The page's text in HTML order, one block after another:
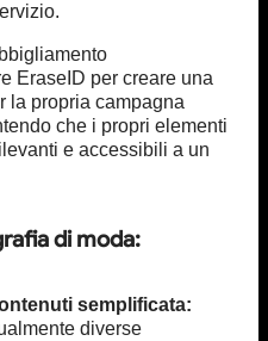
EraseID per creare una
la propria campagna
che i propri elementi
e accessibili a un
di moda:
semplificata:
diverse